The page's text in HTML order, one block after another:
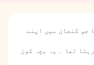
جو کنعان میں اپنے
تھا ۔ یہ بچہ کون